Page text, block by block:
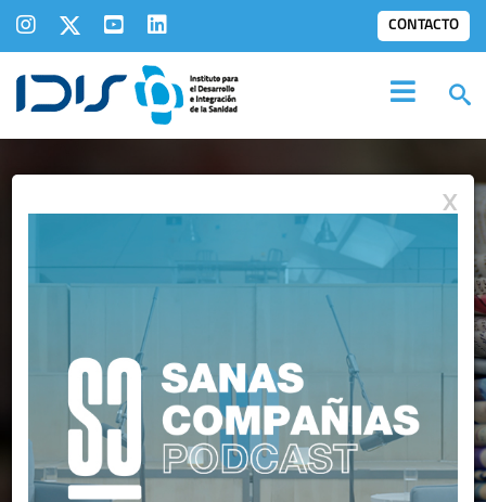
CONTACTO
IDIS EN LOSMEDIOS
X